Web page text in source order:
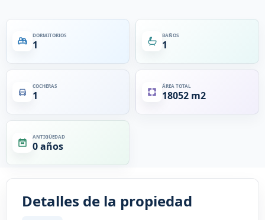
DORMITORIOS
1
BAÑOS
1
COCHERAS
1
ÁREA TOTAL
18052 m2
ANTIGÜEDAD
0 años
Detalles de la propiedad